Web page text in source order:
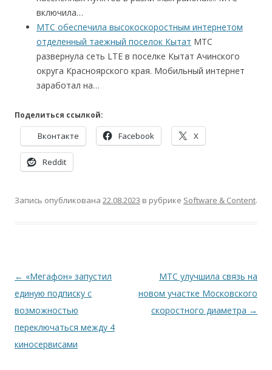
включила…
МТС обеспечила высокоскоростным интернетом
отделенный таежный поселок Кытат МТС
развернула сеть LTE в поселке Кытат Ачинского
округа Красноярского края. Мобильный интернет
заработал на…
Поделиться ссылкой:
Вконтакте Facebook X
Reddit
Запись опубликована 22.08.2023 в рубрике Software & Content.
Навигация
по
записям
← «Мегафон» запустил
единую подписку с
возможностью
переключаться между 4
киносервисами
МТС улучшила связь на
новом участке Московского
скоростного диаметра →